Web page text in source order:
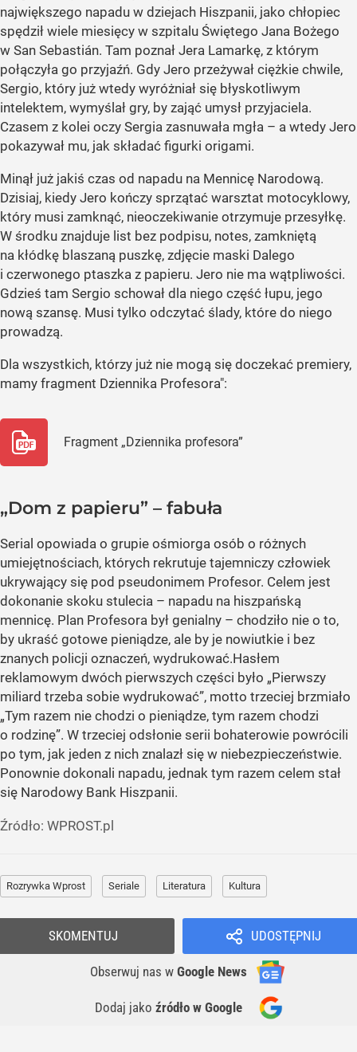
największego napadu w dziejach Hiszpanii, jako chłopiec
spędził wiele miesięcy w szpitalu Świętego Jana Bożego
w San Sebastián. Tam poznał Jera Lamarkę, z którym
połączyła go przyjaźń. Gdy Jero przeżywał ciężkie chwile,
Sergio, który już wtedy wyróżniał się błyskotliwym
intelektem, wymyślał gry, by zająć umysł przyjaciela.
Czasem z kolei oczy Sergia zasnuwała mgła – a wtedy Jero
pokazywał mu, jak składać figurki origami.
Minął już jakiś czas od napadu na Mennicę Narodową.
Dzisiaj, kiedy Jero kończy sprzątać warsztat motocyklowy,
który musi zamknąć, nieoczekiwanie otrzymuje przesyłkę.
W środku znajduje list bez podpisu, notes, zamkniętą
na kłódkę blaszaną puszkę, zdjęcie maski Dalego
i czerwonego ptaszka z papieru. Jero nie ma wątpliwości.
Gdzieś tam Sergio schował dla niego część łupu, jego
nową szansę. Musi tylko odczytać ślady, które do niego
prowadzą.
Dla wszystkich, którzy już nie mogą się doczekać premiery,
mamy fragment Dziennika Profesora":
Fragment „Dziennika profesora”
„Dom z papieru” – fabuła
Serial opowiada o grupie ośmiorga osób o różnych
umiejętnościach, których rekrutuje tajemniczy człowiek
ukrywający się pod pseudonimem Profesor. Celem jest
dokonanie skoku stulecia – napadu na hiszpańską
mennicę. Plan Profesora był genialny – chodziło nie o to,
by ukraść gotowe pieniądze, ale by je nowiutkie i bez
znanych policji oznaczeń, wydrukować.Hasłem
reklamowym dwóch pierwszych części było „Pierwszy
miliard trzeba sobie wydrukować”, motto trzeciej brzmiało
„Tym razem nie chodzi o pieniądze, tym razem chodzi
o rodzinę”. W trzeciej odsłonie serii bohaterowie powrócili
po tym, jak jeden z nich znalazł się w niebezpieczeństwie.
Ponownie dokonali napadu, jednak tym razem celem stał
się Narodowy Bank Hiszpanii.
Źródło: WPROST.pl
Rozrywka Wprost Seriale Literatura Kultura
UDOSTĘPNIJ
Obserwuj nas w Google News
Dodaj jako źródło w Google
SKOMENTUJ